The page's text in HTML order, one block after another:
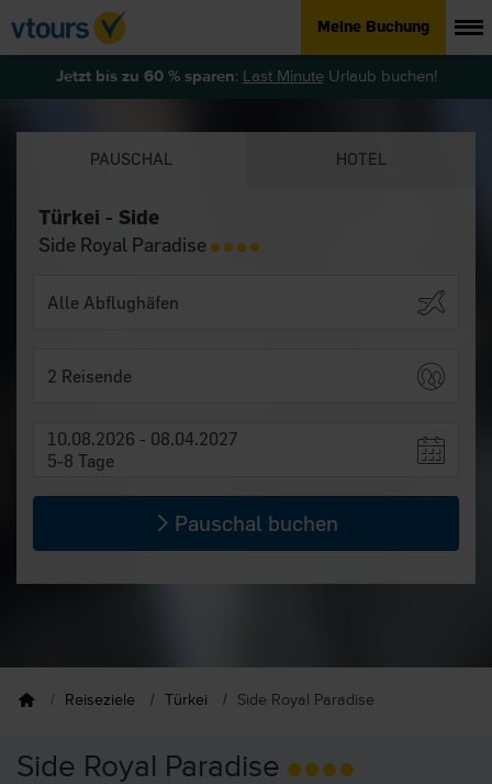
Meine Buchung
Jetzt bis zu 60 % sparen: Last MinuteUrlaub buchen!
PAUSCHAL HOTEL
Türkei - Side
Side Royal Paradise
2 Reisende
10.08.2026 - 08.04.2027
5-8 Tage
Pauschal buchen
Reiseziele Türkei Side Royal Paradise
Side Royal Paradise